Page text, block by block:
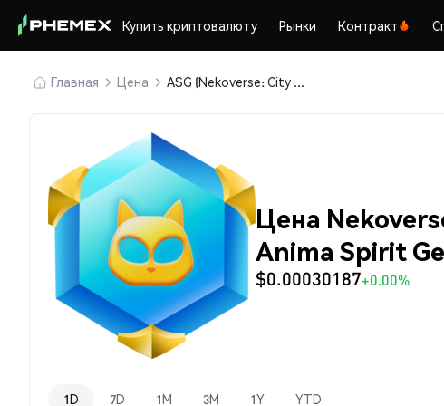
Купить криптовалюту Рынки Контракт
Главная Цена ASG (Nekoverse: City of Greed Anima Spirit Gem)
Цена
Anima Spirit
$0.00030187+0.00%
1D 7D 1M 3M 1Y YTD